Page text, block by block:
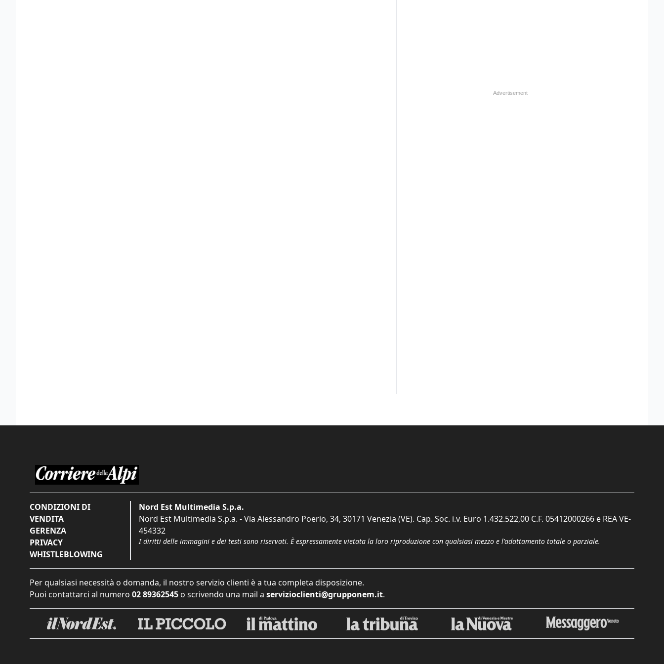
CONDIZIONI DI
VENDITA
GERENZA
PRIVACY
WHISTLEBLOWING
Nord Est Multimedia S.p.a.
Nord Est Multimedia S.p.a. - Via Alessandro Poerio, 34, 30171 Venezia (VE). Cap. Soc. i.v. Euro 1.432.522,00 C.F. 05412000266 e REA VE-
454332
I diritti delle immagini e dei testi sono riservati. È espressamente vietata la loro riproduzione con qualsiasi mezzo e l'adattamento totale o parziale.
Per qualsiasi necessità o domanda, il nostro servizio clienti è a tua completa disposizione.
Puoi contattarci al numero 02 89362545 o scrivendo una mail a servizioclienti@grupponem.it.